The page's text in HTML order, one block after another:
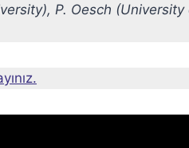
P. Oesch (University